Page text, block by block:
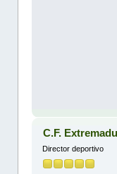
C.F.
Director deportivo